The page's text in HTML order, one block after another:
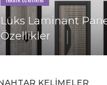
Lüks Laminant
Özellikler
KELIMELER